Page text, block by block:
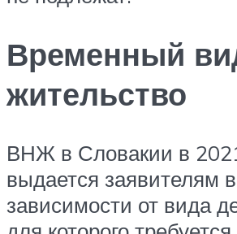
Временный
жительство
ВНЖ в Словакии в
выдается заявителям в
зависимости от вида